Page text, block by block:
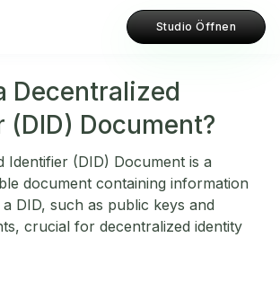
Studio Öffnen
Decentralized
Document?
Identifier (DID) Document is a
document containing information
DID, such as public keys and
crucial for decentralized identity